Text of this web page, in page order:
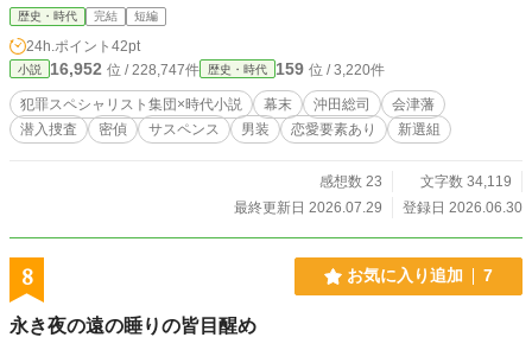
女ばかりを客に集める謎の芝居小屋「六角座」。 そこで演じ
られる芝居は、人の心を操り、名家再興を掲げる陰謀へと若
者たちを引きずり込んでいた。 謎の娘。 永倉新八そっくりだ
が博打狂の入れ墨男「新七」 原田左之助そっくりだが、大の
女好きで喰えない男「右之吉」 会津の中間頭・大垣屋清八 配
下の密偵たちとともに潜入を開始する沖田。 だが娘自身もま
た、敵の仕掛けた罠に囚われ、「姫」へと変えられていく。
る、潜入捜査×心理戦×歴史サスペンス！
歴史・時代 完結 短編
24h.ポイント 42pt
小説 16,952 位 / 228,747件 歴史・時代 159 位 / 3,220件
犯罪スペシャリスト集団×時代小説 幕末 沖田総司
会津藩
潜入捜査
密偵 サスペンス 男装 恋愛要素あり 新選組
感想数 23
文字数 34,119
最終更新日 2026.07.29
登録日 2026.06.30
8 お気に入り追加 7
永き夜の遠の睡りの皆目醒め